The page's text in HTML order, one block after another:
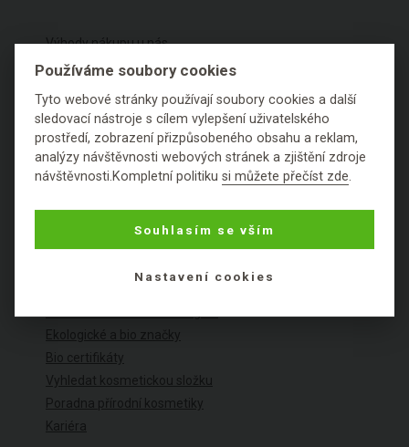
Výhody nákupu u nás
Často kladené dotazy
Možnosti plateb
Reklamace
Obchodní podmínky
Ochrana osobních údajů
Ekologické a bio značky
Bio certifikáty
Vyhledat kosmetickou složku
Poradna přírodní kosmetiky
Kariéra
Používáme soubory cookies
Tyto webové stránky používají soubory cookies a další
sledovací nástroje s cílem vylepšení uživatelského
prostředí, zobrazení přizpůsobeného obsahu a reklam,
analýzy návštěvnosti webových stránek a zjištění zdroje
návštěvnosti.Kompletní politikusi můžete přečíst zde.
Souhlasím se vším
Nastavení cookies